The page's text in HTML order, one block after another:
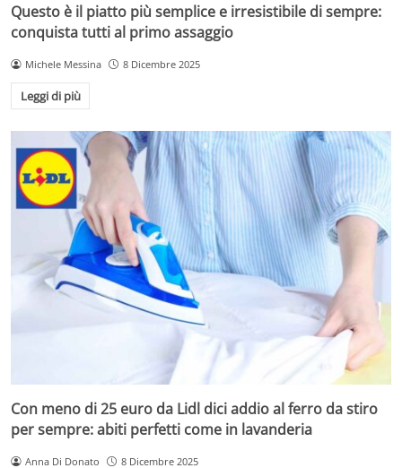
Questo è il piatto più semplice e irresistibile di sempre:
conquista tutti al primo assaggio
Michele Messina 8 Dicembre 2025
Leggi di più
Con meno di 25 euro da Lidl dici addio al ferro da stiro
per sempre: abiti perfetti come in lavanderia
Anna Di Donato 8 Dicembre 2025